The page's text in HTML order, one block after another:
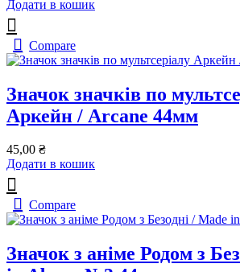
Додати в кошик
Compare
Значок значків по
Аркейн / Arcane 44мм
45,00 ₴
Додати в кошик
Compare
Значок з аніме Родом з